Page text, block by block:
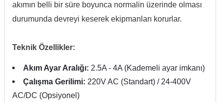
akımın belli bir süre boyunca normalin üzerinde olması
durumunda devreyi keserek ekipmanları korurlar.
Teknik Özellikler:
Akım Ayar Aralığı: 2.5A - 4A (Kademeli ayar imkanı)
Çalışma Gerilimi: 220V AC (Standart) / 24-400V
AC/DC (Opsiyonel)